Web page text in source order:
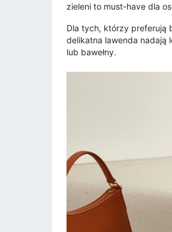
zieleni to must-have dla
Dla tych, którzy preferują
delikatna lawenda nadają
lub bawełny.